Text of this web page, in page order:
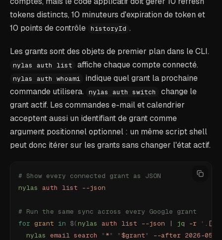
tokens distincts, 10 minuteurs d'expiration de token et
10 points de contrôle historyId .
Les grants sont des objets de premier plan dans le CLI.
nylas auth list affiche chaque compte connecté.
nylas auth whoami
indique quel grant la prochaine
commande utilisera.
nylas auth switch
change le
grant actif. Les commandes e-mail et calendrier
acceptent aussi un identifiant de grant comme
argument positionnel optionnel : un même script shell
peut donc itérer sur les grants sans changer l'état actif.
# Show every connected grant as JSON
nylas
auth list --json
# Run the same sync across every Google grant
for grant in $( nylas auth list --json | jq -r ' .[] |
  nylas
email search " *" "$grant" --after 2026-05-